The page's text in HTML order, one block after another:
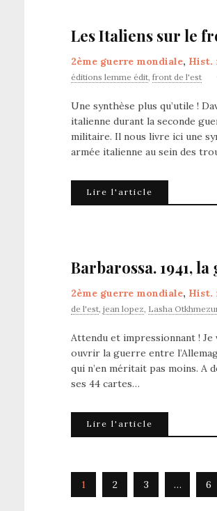
Les Italiens sur le
2ème guerre mondiale, Hist.
éditions lemme édit, front de l'est
Une synthèse plus qu’utile !
italienne durant la seconde
militaire. Il nous livre ici une
armée italienne au sein des
Lire l'article
Barbarossa. 1941,
2ème guerre mondiale, Hist.
de l'est, jean lopez, Lasha
Attendu et impressionnant !
ouvrir la guerre entre
qui n’en méritait pas moins. A
ses 44 cartes…
Lire l'article
1 2 3 … 6